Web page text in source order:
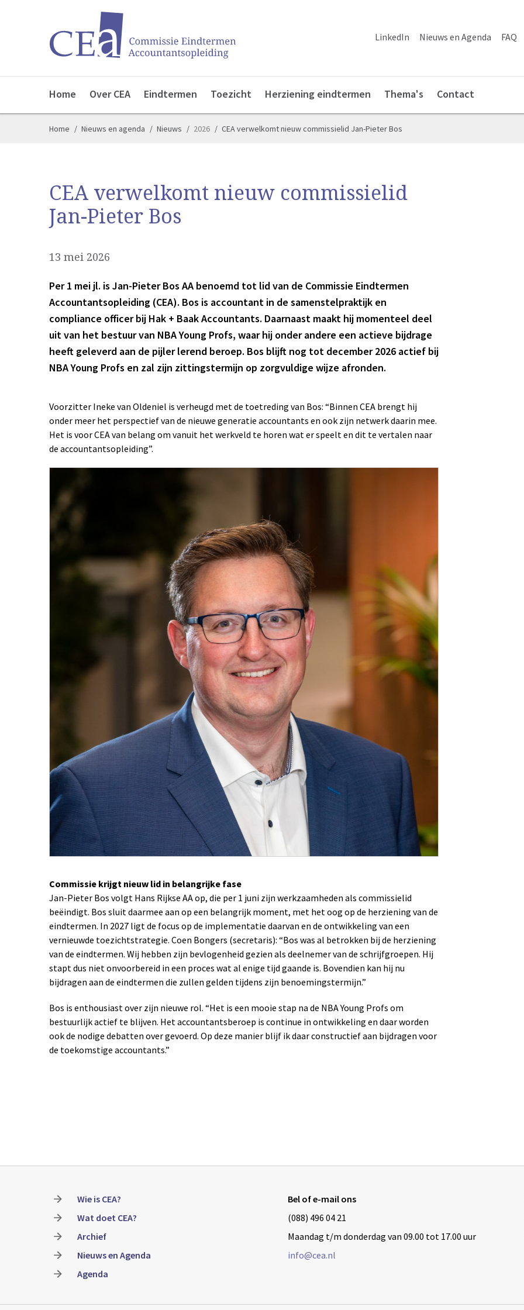
Home Over CEA Eindtermen Toezicht Herziening eindtermen Thema's Contact
LinkedIn Nieuws en Agenda FAQ
Home Nieuws en agenda Nieuws 2026 CEA verwelkomt nieuw commissielid Jan-Pieter Bos
CEA verwelkomt nieuw commissielid
Jan-Pieter Bos
13 mei 2026
Per 1 mei jl. is Jan-Pieter Bos AA benoemd tot lid van de Commissie Eindtermen
Accountantsopleiding (CEA). Bos is accountant in de samenstelpraktijk en
compliance officer bij Hak + Baak Accountants. Daarnaast maakt hij momenteel deel
uit van het bestuur van NBA Young Profs, waar hij onder andere een actieve bijdrage
heeft geleverd aan de pijler lerend beroep. Bos blijft nog tot december 2026 actief bij
NBA Young Profs en zal zijn zittingstermijn op zorgvuldige wijze afronden.
Voorzitter Ineke van Oldeniel is verheugd met de toetreding van Bos: “Binnen CEA brengt hij
onder meer het perspectief van de nieuwe generatie accountants en ook zijn netwerk daarin mee.
Het is voor CEA van belang om vanuit het werkveld te horen wat er speelt en dit te vertalen naar
de accountantsopleiding”.
Commissie krijgt nieuw lid in belangrijke fase
Jan-Pieter Bos volgt Hans Rijkse AA op, die per 1 juni zijn werkzaamheden als commissielid
beëindigt. Bos sluit daarmee aan op een belangrijk moment, met het oog op de herziening van de
eindtermen. In 2027 ligt de focus op de implementatie daarvan en de ontwikkeling van een
vernieuwde toezichtstrategie. Coen Bongers (secretaris): “Bos was al betrokken bij de herziening
van de eindtermen. Wij hebben zijn bevlogenheid gezien als deelnemer van de schrijfgroepen. Hij
stapt dus niet onvoorbereid in een proces wat al enige tijd gaande is. Bovendien kan hij nu
bijdragen aan de eindtermen die zullen gelden tijdens zijn benoemingstermijn.”
Bos is enthousiast over zijn nieuwe rol. “Het is een mooie stap na de NBA Young Profs om
bestuurlijk actief te blijven. Het accountantsberoep is continue in ontwikkeling en daar worden
ook de nodige debatten over gevoerd. Op deze manier blijf ik daar constructief aan bijdragen voor
de toekomstige accountants.”
Wie is CEA?
Wat doet CEA?
Archief
Nieuws en Agenda
Agenda
Bel of e-mail ons
(088) 496 04 21
Maandag t/m donderdag van 09.00 tot 17.00 uur
info@cea.nl